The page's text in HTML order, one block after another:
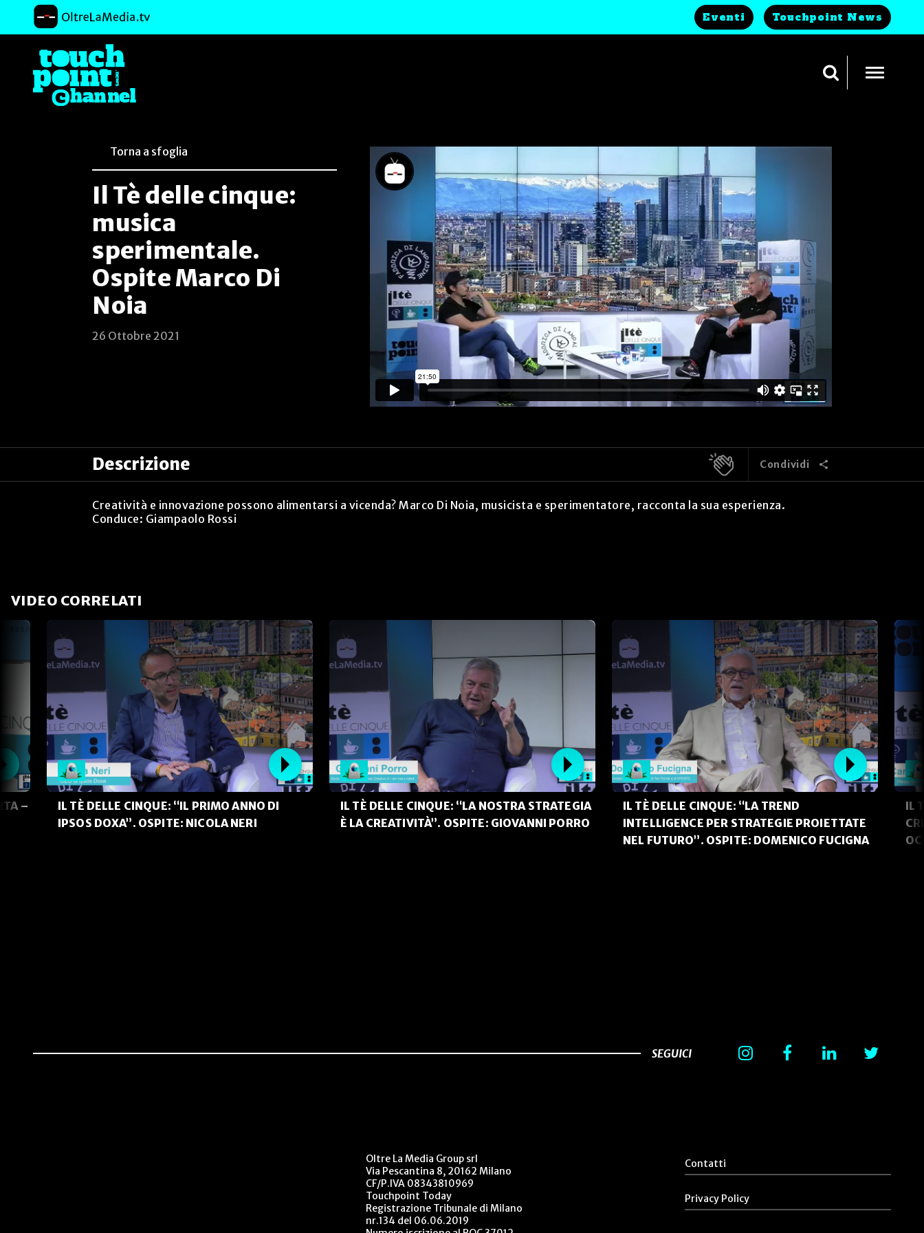
Eventi Touchpoint News
Torna a sfoglia
Il Tè delle cinque:
musica
sperimentale.
Ospite Marco Di
Noia
26 Ottobre 2021
Descrizione Condividi
Creatività e innovazione possono alimentarsi a vicenda? Marco Di Noia, musicista e sperimentatore, racconta la sua esperienza.
Conduce: Giampaolo Rossi
VIDEO CORRELATI
–
IL TÈ DELLE CINQUE: “IL PRIMO ANNO DI
IPSOS DOXA”. OSPITE: NICOLA NERI
IL TÈ DELLE CINQUE: “LA NOSTRA STRATEGIA
È LA CREATIVITÀ”. OSPITE: GIOVANNI PORRO
IL TÈ DELLE CINQUE: “LA TREND
INTELLIGENCE PER STRATEGIE PROIETTATE
NEL FUTURO”. OSPITE: DOMENICO FUCIGNA
IL
SEGUICI
Oltre La Media Group srl
Via Pescantina 8, 20162 Milano
CF/P.IVA 08343810969
Touchpoint Today
Registrazione Tribunale di Milano
nr.134 del 06.06.2019
Contatti
Privacy Policy